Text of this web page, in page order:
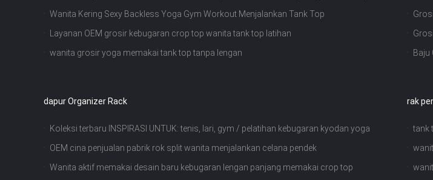
Wanita Kering Sexy Backless Yoga Gym Workout Menjalankan Tank Top
Layanan OEM grosir kebugaran crop top wanita tank top latihan
wanita grosir yoga memakai tank top tanpa lengan
Baju
dapur Organizer Rack
Koleksi terbaru INSPIRASI UNTUK: tenis, lari, gym / pelatihan kebugaran kyodan yoga
OEM cina penjualan pabrik rok split wanita menjalankan celana pendek
Wanita aktif memakai desain baru kebugaran lengan panjang memakai crop top
rak
tank